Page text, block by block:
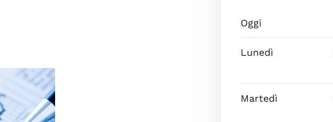
Oggi
Lunedì
Martedì